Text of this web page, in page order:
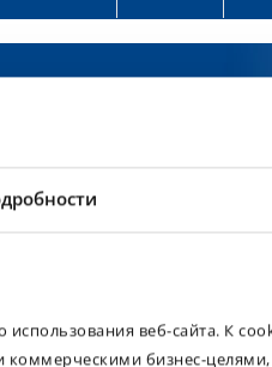
веб-сайта. К
коммерческими бизнес-